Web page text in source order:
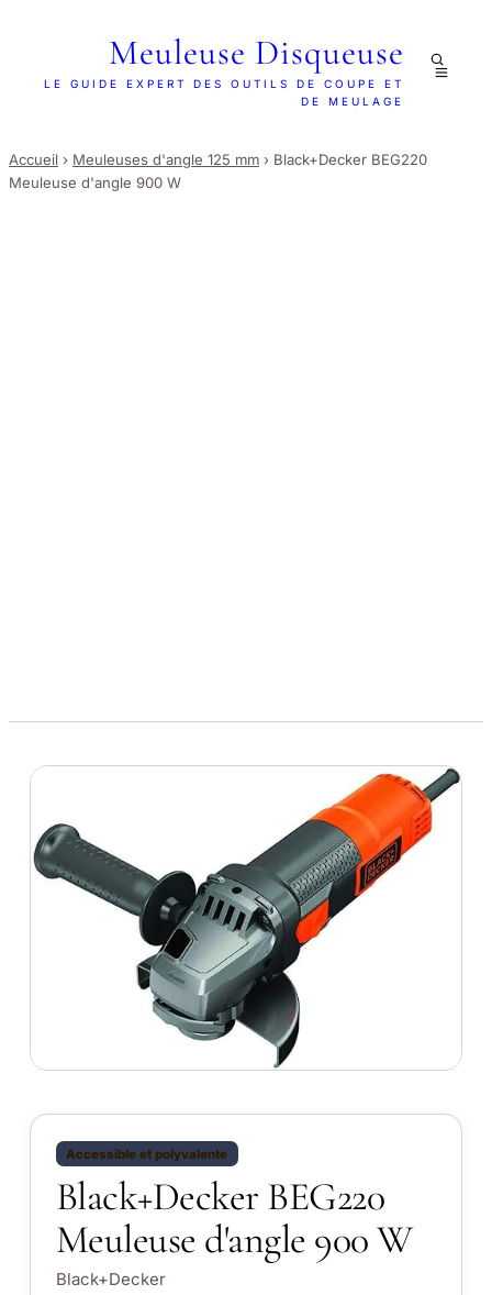
Meuleuse Disqueuse
LE GUIDE EXPERT DES OUTILS DE COUPE ET
DE MEULAGE
Accueil › Meuleuses d'angle 125 mm › Black+Decker BEG220
Meuleuse d'angle 900 W
Accessible et polyvalente
Black+Decker BEG220
Meuleuse d'angle 900 W
Black+Decker